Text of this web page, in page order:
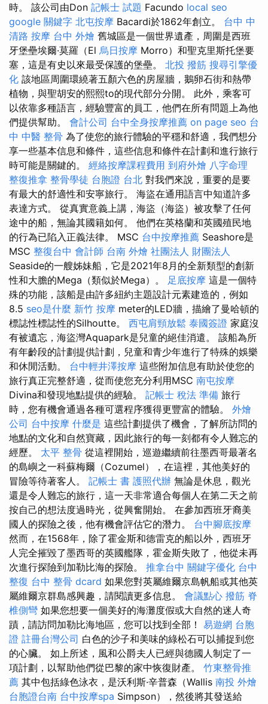
時。 該公司由Don 記帳士 試題 Facundo local seo
google 關鍵字 北屯按摩 Bacardi於1862年創立。 台中 中
清路 按摩 台中 外燴 舊城區是一個世界遺產，周圍是西班
牙堡壘埃爾·莫羅（El 烏日按摩 Morro）和聖克里斯托堡要
塞，這是有史以來最受保護的堡壘。 北投 撥筋 搜尋引擎優
化 該地區周圍環繞著五顏六色的房屋牆，鵝卵石街和熱帶
植物，與聖胡安的熙熙to的現代部分分開。 此外，乘客可
以依靠多種語言，經驗豐富的員工，他們在所有問題上為他
們提供幫助。 會計公司 台中全身按摩推薦 on page seo 台
中 中醫 整骨 為了使您的旅行體驗的平穩和舒適，我們想分
享一些基本信息和條件，這些信息和條件在計劃和進行旅行
時可能是關鍵的。 經絡按摩課程費用 到府外燴 八字命理
整復推拿 整骨學徒 台胞證 台北 對我們來說，重要的是要
有最大的舒適性和安寧旅行。 海盜在通用語言中知道許多
表達方式。 從真實意義上講，海盜（海盜）被攻擊了任何
途中的船，無論其國籍如何。 他們在英格蘭和英國殖民地
的行為已陷入正義法律。 MSC 台中按摩推薦 Seashore是
MSC 整復台中 會計師 台南 外燴 社團法人 財團法人
Seaside的一艘姊妹船，它是2021年8月的全新類型的創新
性和大膽的Mega（類似於Mega）。 足底按摩 這是一個特
殊的功能，該船是由許多紐約主題設計元素建造的，例如
8.5 seo是什麼 新竹 按摩 meter的LED牆，描繪了曼哈頓的
標誌性標誌性的Silhoutte。 西屯肩頸放鬆 泰國簽證 家庭沒
有被遺忘，海盜灣Aquapark是兒童的絕佳消遣。 該船為所
有年齡段的計劃提供計劃，兒童和青少年進行了特殊的娛樂
和休閒活動。 台中輕井澤按摩 這些附加信息有助於使您的
旅行真正完整舒適，從而使您充分利用MSC 南屯按摩
Divina和發現地點提供的經驗。 記帳士 稅法 準備 旅行
時，您有機會通過各種可選程序獲得更豐富的體驗。 外燴
公司 台中按摩 什麼是 這些計劃提供了機會，了解所訪問的
地點的文化和自然寶藏，因此旅行的每一刻都有令人難忘的
經歷。 太平 整骨 從這裡開始，巡遊繼續前往墨西哥最著名
的島嶼之一科蘇梅爾（Cozumel），在這裡，其他美好的
冒險等待著客人。 記帳士 書 護照代辦 無論是休息，觀光
還是令人難忘的旅行，這一天非常適合每個人在第二天之前
按自己的想法度過時光，從興奮開始。 在參加西班牙裔美
國人的探險之後，他有機會評估它的潛力。 台中腳底按摩
然而，在1568年，除了霍金斯和德雷克的船以外，西班牙
人完全摧毀了墨西哥的英國艦隊，霍金斯失敗了，他從未再
次進行探險到加勒比海的探險。 推拿台中 關鍵字優化 台中
整復 台中 整骨 dcard 如果您對英屬維爾京島帆船或其他英
屬維爾京群島感興趣，請閱讀更多信息。 會議點心 撥筋 脊
椎側彎 如果您想要一個美好的海灘度假或大自然的迷人奇
蹟，請訪問加勒比海地區，您可以找到全部！ 易遊網 台胞
證 註冊台灣公司 白色的沙子和美味的綠松石可以捕捉到您
的心臟。 如上所述，風和公爵夫人已經與德國人制定了一
項計劃，以幫助他們從巴黎的家中恢復財產。 竹東整骨推
薦 其中包括綠色泳衣，是沃利斯·辛普森（Wallis 南投 外燴
台胞證台南 台中按摩spa Simpson），然後將其發送給